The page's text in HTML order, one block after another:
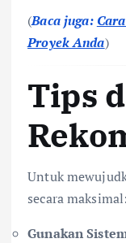
(Baca juga:
Proyek Anda)
Tips
Untuk
secara maksimal:
Gunakan